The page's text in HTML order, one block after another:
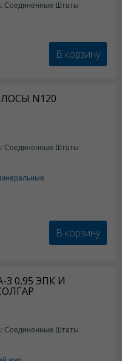
Соединенные Штаты
В корзину
N120
Соединенные Штаты
В корзину
0,95 ЭПК И
Соединенные Штаты